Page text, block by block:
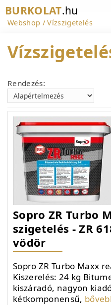
BURKOLAT.hu
Webshop Vízszigetelés
Rendezés:
Sopro ZR Turbo
szigetelés - ZR
vödör
Sopro ZR Turbo Maxx
Kiszerelés: 24 kg
kiszáradó, nagyon
kétkomponensű,